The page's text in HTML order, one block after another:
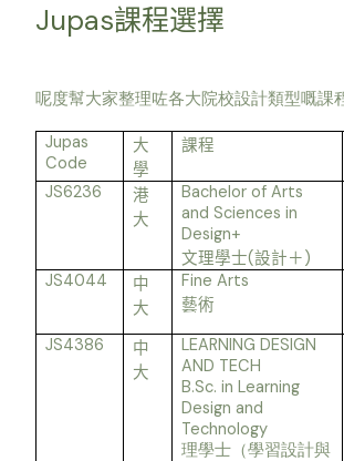
Jupas課程選擇
呢度幫大家整理咗各大院校設計類型嘅課
Jupas
Code
大
學
課程
JS6236
港
大
Bachelor of Arts
and Sciences in
Design+
文理學士(設計＋)
JS4044
中
大
Fine Arts
藝術
JS4386
中
大
LEARNING DESIGN
AND TECH
B.Sc. in Learning
Design and
Technology
理學士（學習設計與